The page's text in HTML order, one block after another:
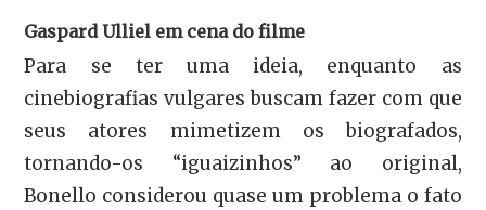
Gaspard Ulliel em cena do filme
Para se ter uma ideia, enquanto as
cinebiografias vulgares buscam fazer com que
seus atores mimetizem os biografados,
tornando-os “iguaizinhos” ao original,
Bonello considerou quase um problema o fato